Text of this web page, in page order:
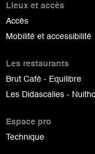
Lieux et accès
Accès
Mobilité et accessibilité
Les restaurants
Brut Café - Equilibre
Les Didascalies -
Espace pro
Technique